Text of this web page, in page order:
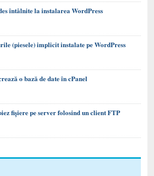
întâlnite la instalarea WordPress
(piesele) implicit instalate pe WordPress
o bază de date în cPanel
fișiere pe server folosind un client FTP